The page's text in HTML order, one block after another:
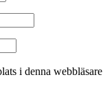
i denna